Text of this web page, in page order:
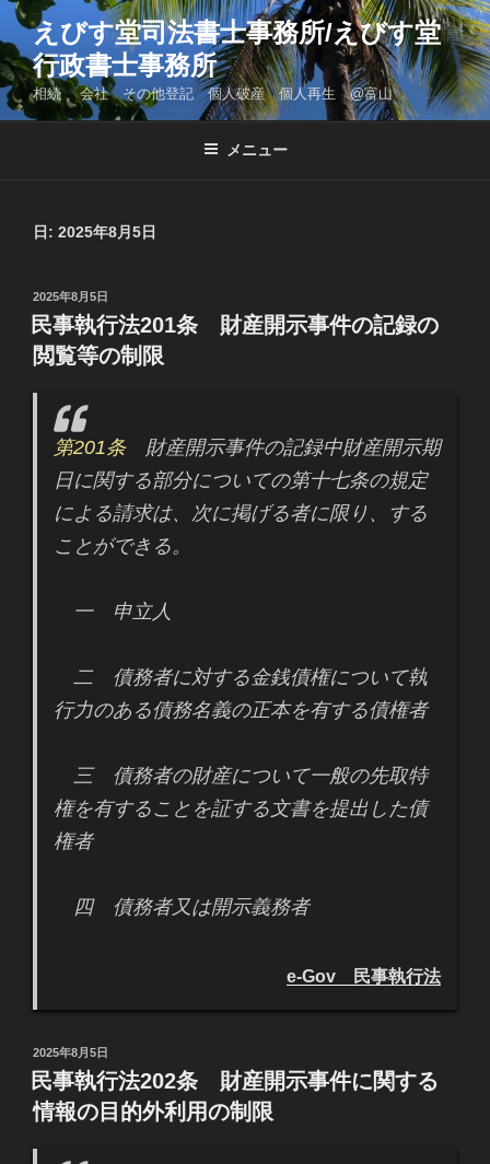
コ
ン
テ
ン
ツ
えびす堂司法書士事務所/えびす堂
行政書士事務所
相続 会社 その他登記 個人破産 個人再生 @富山
メニュー
日: 2025年8月5日
投
稿
日:
2025年8月5日
民事執行法201条 財産開示事件の記録の
閲覧等の制限
第201条財産開示事件の記録中財産開示期
日に関する部分についての第十七条の規定
による請求は、次に掲げる者に限り、する
ことができる。
一 申立人
二 債務者に対する金銭債権について執
行力のある債務名義の正本を有する債権者
三 債務者の財産について一般の先取特
権を有することを証する文書を提出した債
権者
四 債務者又は開示義務者
e-Gov 民事執行法
投
稿
日:
2025年8月5日
民事執行法202条 財産開示事件に関する
情報の目的外利用の制限